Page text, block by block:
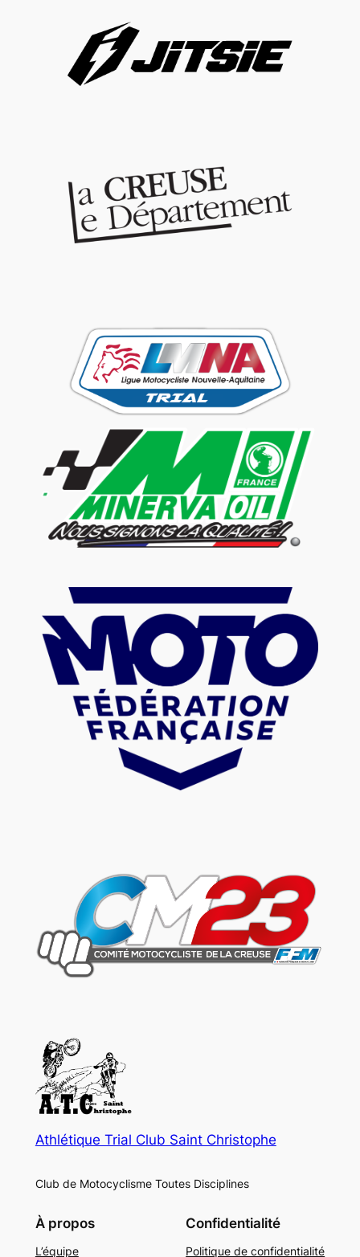
Athlétique Trial Club Saint Christophe
Club de Motocyclisme Toutes Disciplines
À propos
L’équipe
Confidentialité
Politique de confidentialité